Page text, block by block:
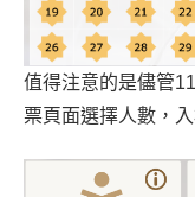
值得注意的是儘管
票頁面選擇人數，